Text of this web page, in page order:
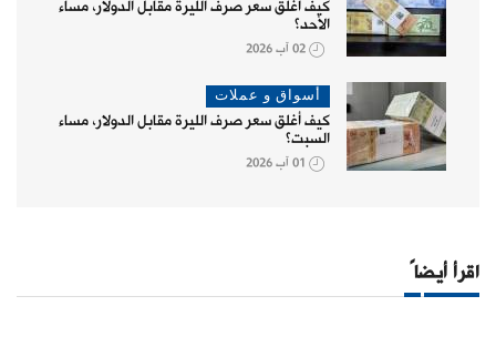
كيف أغلق سعر صرف الليرة مقابل الدولار، مساء
الأحد؟
02 آب 2026
أسواق و عملات
كيف أغلق سعر صرف الليرة مقابل الدولار، مساء
السبت؟
01 آب 2026
اقرأ أيضاً